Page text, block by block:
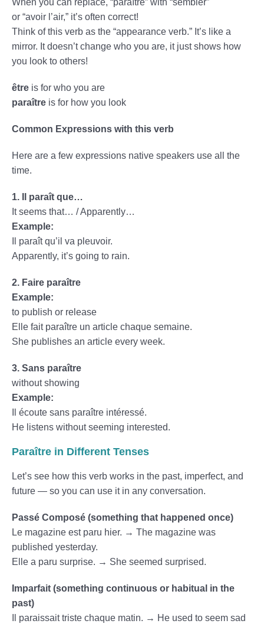
When you can replace, “paraître” with “sembler”
or “avoir l’air,” it’s often correct!
Think of this verb as the “appearance verb.” It’s like a
mirror. It doesn’t change who you are, it just shows how
you look to others!
être is for who you are
paraître is for how you look
Common Expressions with this verb
Here are a few expressions native speakers use all the
time.
1. Il paraît que…
It seems that… / Apparently…
Example:
Il paraît qu’il va pleuvoir.
Apparently, it’s going to rain.
2. Faire paraître
Example:
to publish or release
Elle fait paraître un article chaque semaine.
She publishes an article every week.
3. Sans paraître
without showing
Example:
Il écoute sans paraître intéressé.
He listens without seeming interested.
Paraître in Different Tenses
Let’s see how this verb works in the past, imperfect, and
future — so you can use it in any conversation.
Passé Composé (something that happened once)
Le magazine est paru hier. → The magazine was
published yesterday.
Elle a paru surprise. → She seemed surprised.
Imparfait (something continuous or habitual in the
past)
Il paraissait triste chaque matin. → He used to seem sad